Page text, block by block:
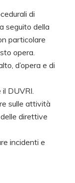
di
seguito della
particolare
opera.
d’opera e di
DUVRI.
sulle attività
direttive
incidenti e